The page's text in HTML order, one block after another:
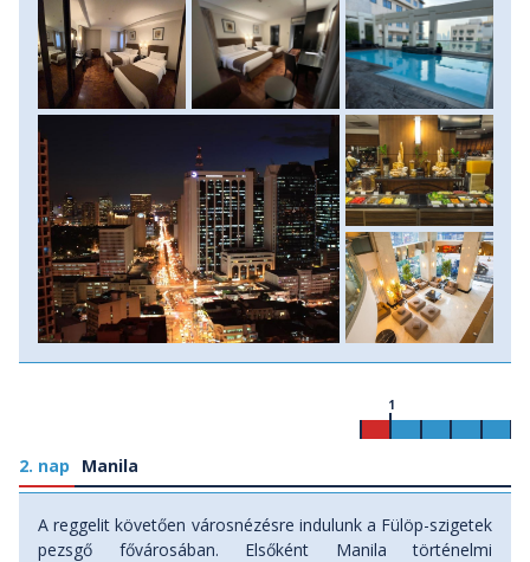
indul.
2. nap Manila
1
A reggelit követően városnézésre indulunk a Fülöp-szigetek
pezsgő fővárosában. Elsőként Manila történelmi